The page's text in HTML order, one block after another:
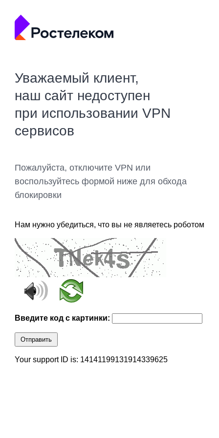
Уважаемый клиент,
наш сайт недоступен
при использовании VPN
сервисов
Пожалуйста, отключите VPN или
воспользуйтесь формой ниже для обхода
блокировки
Нам нужно убедиться, что вы не являетесь роботом
Введите код с картинки:
Отправить
Your support ID is: 14141199131914339625